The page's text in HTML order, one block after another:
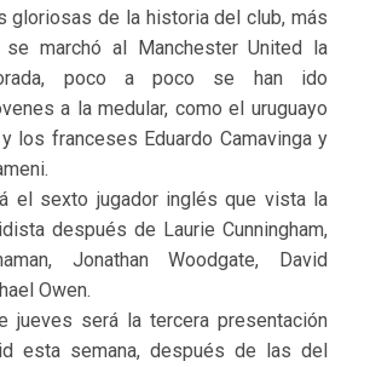
gloriosas de la historia del club, más
se marchó al Manchester United la
poco a poco se han ido
a la medular, como el uruguayo
los franceses Eduardo Camavinga y
el sexto jugador inglés que vista la
después de Laurie Cunningham,
Jonathan Woodgate, David
Owen.
jueves será la tercera presentación
esta semana, después de las del